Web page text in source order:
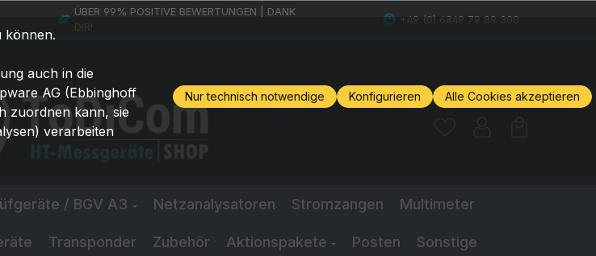
ÜBER 99% POSITIVE BEWERTUNGEN | DANK
+49 (0) 6849 79 89 300
/ BGV A3 Netzanalysatoren Stromzangen Multimeter
Transponder Zubehör Aktionspakete Posten Sonstige
können.
auch in die
AG (Ebbinghoff
zuordnen kann, sie
verarbeiten
Nur technisch notwendige Konfigurieren Alle Cookies akzeptieren